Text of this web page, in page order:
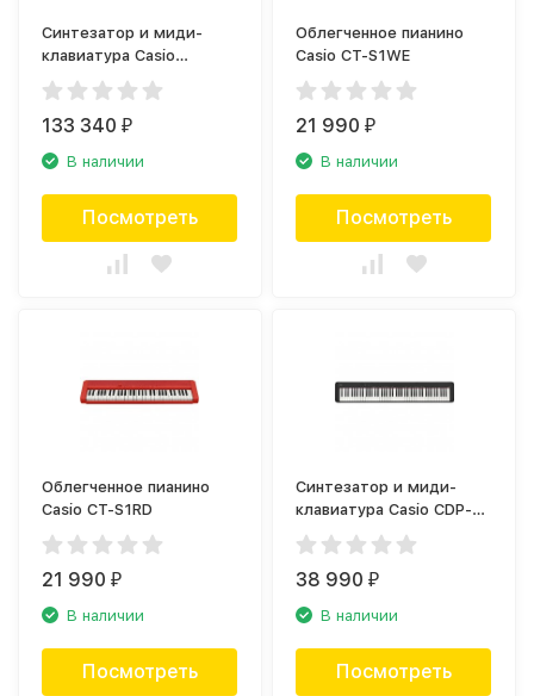
Синтезатор и миди-
клавиатура Casio
Celviano AP-710BK
133 340₽
В наличии
Посмотреть
Облегченное пианино
Casio CT-S1WE
21 990₽
В наличии
Посмотреть
Облегченное пианино
Casio CT-S1RD
21 990₽
В наличии
Посмотреть
Синтезатор и миди-
клавиатура Casio CDP-
S160BK чёрный
38 990₽
В наличии
Посмотреть